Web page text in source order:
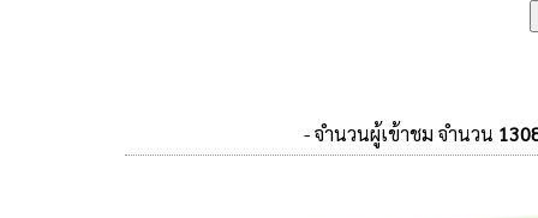
- จำนวนผู้เข้าชม จำนวน